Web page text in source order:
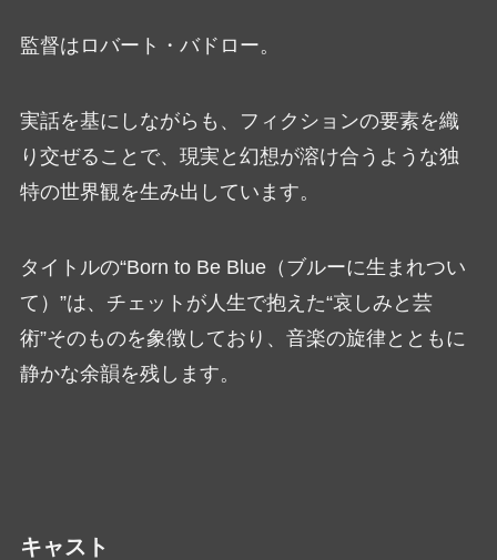
監督はロバート・バドロー。
実話を基にしながらも、フィクションの要素を織
り交ぜることで、現実と幻想が溶け合うような独
特の世界観を生み出しています。
タイトルの“Born to Be Blue（ブルーに生まれつい
て）”は、チェットが人生で抱えた“哀しみと芸
術”そのものを象徴しており、音楽の旋律とともに
静かな余韻を残します。
キャスト